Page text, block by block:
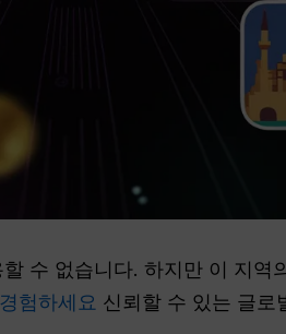
수 없습니다. 하지만 이 지역
험하세요 신뢰할 수 있는 글로